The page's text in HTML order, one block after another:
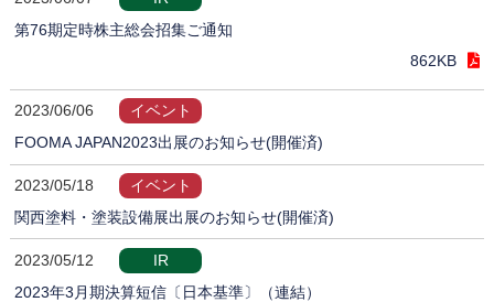
第76期定時株主総会招集ご通知
862KB
2023/06/06
イベント
FOOMA JAPAN2023出展のお知らせ(開催済)
2023/05/18
イベント
関西塗料・塗装設備展出展のお知らせ(開催済)
2023/05/12
IR
2023年3月期決算短信〔日本基準〕（連結）